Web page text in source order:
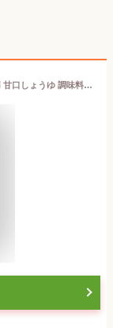
しじ美醤油 200ml （1本） 網走湖産しじみ使用 甘口しょうゆ 調味料 北海道 ご当地 お土産 お取り寄せ プレゼント ギフト 贈答 御中元 お中元 御歳暮 お歳暮